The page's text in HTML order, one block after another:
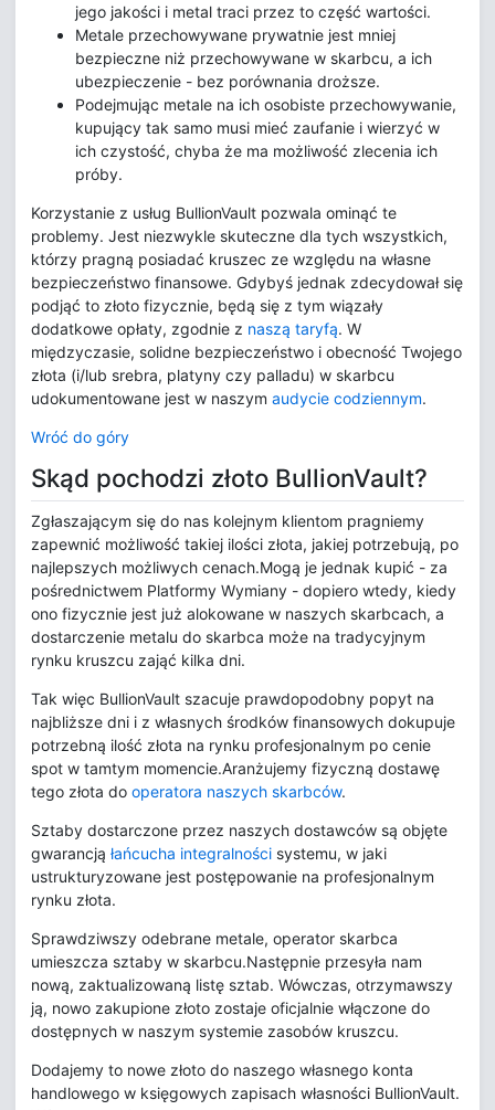
jego jakości i metal traci przez to część wartości.
Metale przechowywane prywatnie jest mniej
bezpieczne niż przechowywane w skarbcu, a ich
ubezpieczenie - bez porównania droższe.
Podejmując metale na ich osobiste przechowywanie,
kupujący tak samo musi mieć zaufanie i wierzyć w
ich czystość, chyba że ma możliwość zlecenia ich
próby.
Korzystanie z usług BullionVault pozwala ominąć te
problemy. Jest niezwykle skuteczne dla tych wszystkich,
którzy pragną posiadać kruszec ze względu na własne
bezpieczeństwo finansowe. Gdybyś jednak zdecydował się
podjąć to złoto fizycznie, będą się z tym wiązały
dodatkowe opłaty, zgodnie z naszą taryfą. W
międzyczasie, solidne bezpieczeństwo i obecność Twojego
złota (i/lub srebra, platyny czy palladu) w skarbcu
udokumentowane jest w naszym audycie codziennym.
Wróć do góry
Skąd pochodzi złoto BullionVault?
Zgłaszającym się do nas kolejnym klientom pragniemy
zapewnić możliwość takiej ilości złota, jakiej potrzebują, po
najlepszych możliwych cenach.Mogą je jednak kupić - za
pośrednictwem Platformy Wymiany - dopiero wtedy, kiedy
ono fizycznie jest już alokowane w naszych skarbcach, a
dostarczenie metalu do skarbca może na tradycyjnym
rynku kruszcu zająć kilka dni.
Tak więc BullionVault szacuje prawdopodobny popyt na
najbliższe dni i z własnych środków finansowych dokupuje
potrzebną ilość złota na rynku profesjonalnym po cenie
spot w tamtym momencie.Aranżujemy fizyczną dostawę
tego złota do operatora naszych skarbców.
Sztaby dostarczone przez naszych dostawców są objęte
gwarancją łańcucha integralności systemu, w jaki
ustrukturyzowane jest postępowanie na profesjonalnym
rynku złota.
Sprawdziwszy odebrane metale, operator skarbca
umieszcza sztaby w skarbcu.Następnie przesyła nam
nową, zaktualizowaną listę sztab. Wówczas, otrzymawszy
ją, nowo zakupione złoto zostaje oficjalnie włączone do
dostępnych w naszym systemie zasobów kruszcu.
Dodajemy to nowe złoto do naszego własnego konta
handlowego w księgowych zapisach własności BullionVault.